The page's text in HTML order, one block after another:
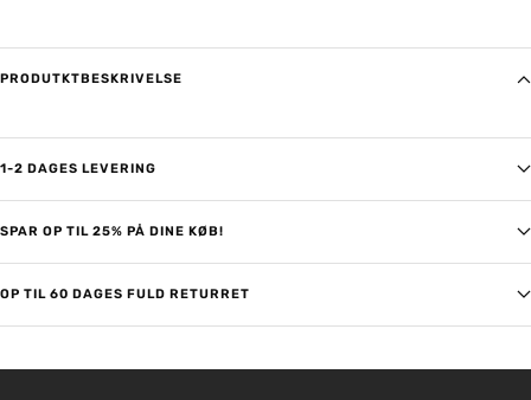
PRODUTKTBESKRIVELSE
1-2 DAGES LEVERING
SPAR OP TIL 25% PÅ DINE KØB!
OP TIL 60 DAGES FULD RETURRET